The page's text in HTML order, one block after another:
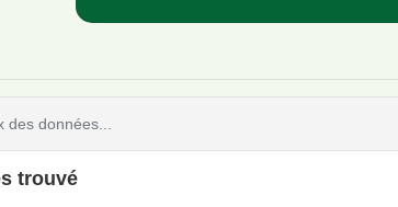
trouvé